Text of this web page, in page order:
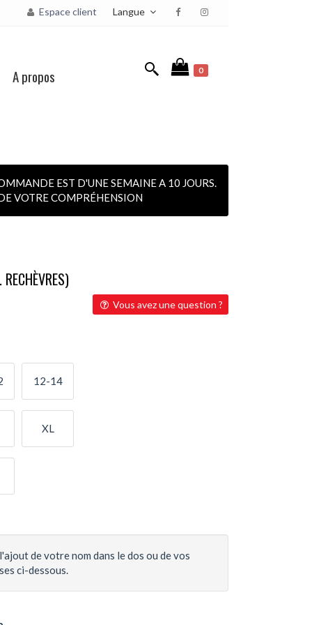
Espace client Langue
A propos 0
EST D'UNE SEMAINE A 10 JOURS.
VOTRE COMPRÉHENSION
Vous avez une question ?
12-14
XL
de votre nom dans le dos ou de vos
ci-dessous.